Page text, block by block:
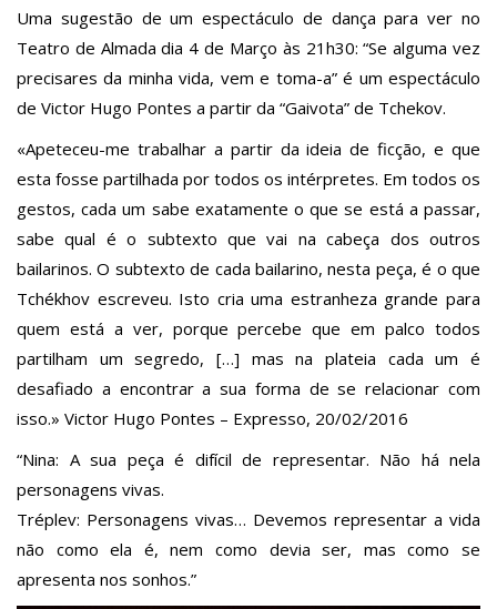
Uma sugestão de um espectáculo de dança para ver no
Teatro de Almada dia 4 de Março às 21h30: “Se alguma vez
precisares da minha vida, vem e toma-a” é um espectáculo
de Victor Hugo Pontes a partir da “Gaivota” de Tchekov.
«Apeteceu-me trabalhar a partir da ideia de ficção, e que
esta fosse partilhada por todos os intérpretes. Em todos os
gestos, cada um sabe exatamente o que se está a passar,
sabe qual é o subtexto que vai na cabeça dos outros
bailarinos. O subtexto de cada bailarino, nesta peça, é o que
Tchékhov escreveu. Isto cria uma estranheza grande para
quem está a ver, porque percebe que em palco todos
partilham um segredo, […] mas na plateia cada um é
desafiado a encontrar a sua forma de se relacionar com
isso.» Victor Hugo Pontes – Expresso, 20/02/2016
“Nina: A sua peça é difícil de representar. Não há nela
personagens vivas.
Tréplev: Personagens vivas… Devemos representar a vida
não como ela é, nem como devia ser, mas como se
apresenta nos sonhos.”